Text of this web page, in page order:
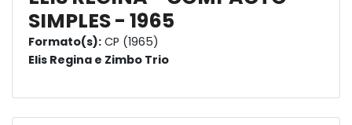
SIMPLES - 1965
Formato(s): CP (1965)
Elis Regina e Zimbo Trio